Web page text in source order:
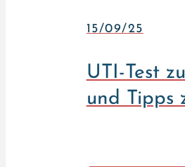
15/09/25
UTI-Test
und Tipps